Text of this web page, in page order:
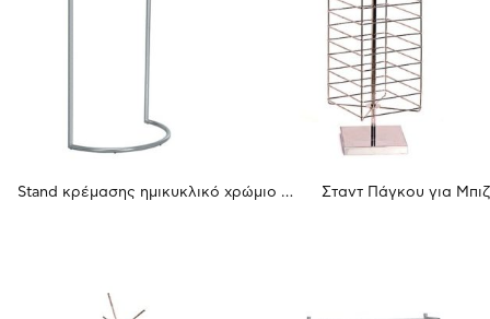
Stand κρέμασης ημικυκλικό χρώμιο με βάση Σταντ Πάγκου για